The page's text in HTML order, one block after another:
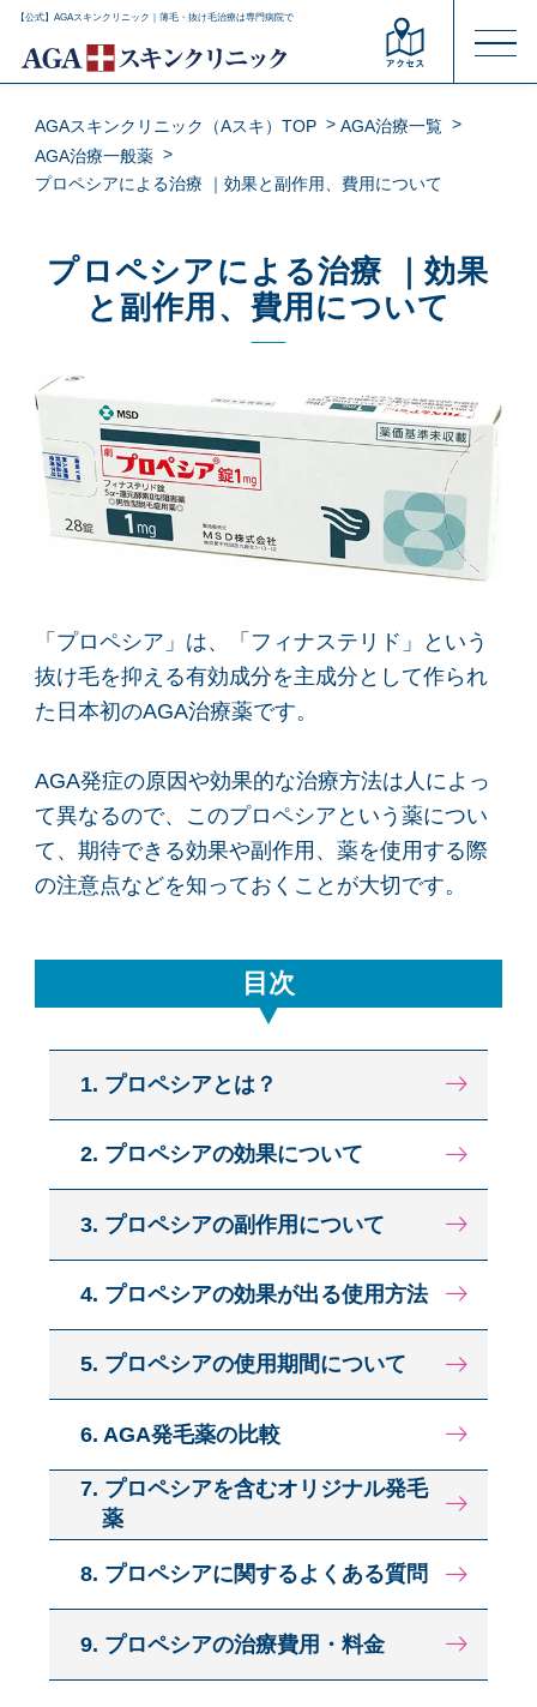
【公式】AGAスキンクリニック｜薄毛・抜け毛治療は専門病院で
AGAスキンクリニック（Aスキ）TOP
AGA治療一覧
AGA治療一般薬
プロペシアによる治療 ｜効果と副作用、費用について
プロペシアによる治療 ｜効果
と副作用、費用について
「プロペシア」は、「フィナステリド」という
抜け毛を抑える有効成分を主成分として作られ
た日本初のAGA治療薬です。
AGA発症の原因や効果的な治療方法は人によっ
て異なるので、このプロペシアという薬につい
て、期待できる効果や副作用、薬を使用する際
の注意点などを知っておくことが大切です。
目次
1. プロペシアとは？
2. プロペシアの効果について
3. プロペシアの副作用について
4. プロペシアの効果が出る使用方法
5. プロペシアの使用期間について
6. AGA発毛薬の比較
7. プロペシアを含むオリジナル発毛
薬
8. プロペシアに関するよくある質問
9. プロペシアの治療費用・料金